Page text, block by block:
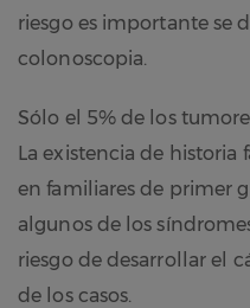
riesgo es importante se
colonoscopia.
Sólo el 5% de los
La existencia de
en familiares de primer
algunos de los
riesgo de desarrollar el
de los casos.